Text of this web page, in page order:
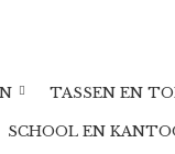
TASSEN EN
SCHOOL EN